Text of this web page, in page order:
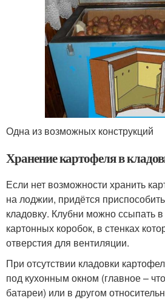
Одна из возможных конструкций
Хранение картофеля в
Если нет возможности хранить
на лоджии, придётся
кладовку. Клубни можно ссыпать
картонных коробок, в стенках
отверстия для вентиляции.
При отсутствии кладовки
под кухонным окном (главное –
батареи) или в другом